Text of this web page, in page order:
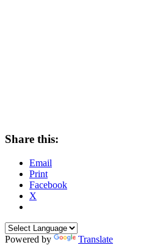
Share this:
Email
Print
Facebook
X
Powered by Translate